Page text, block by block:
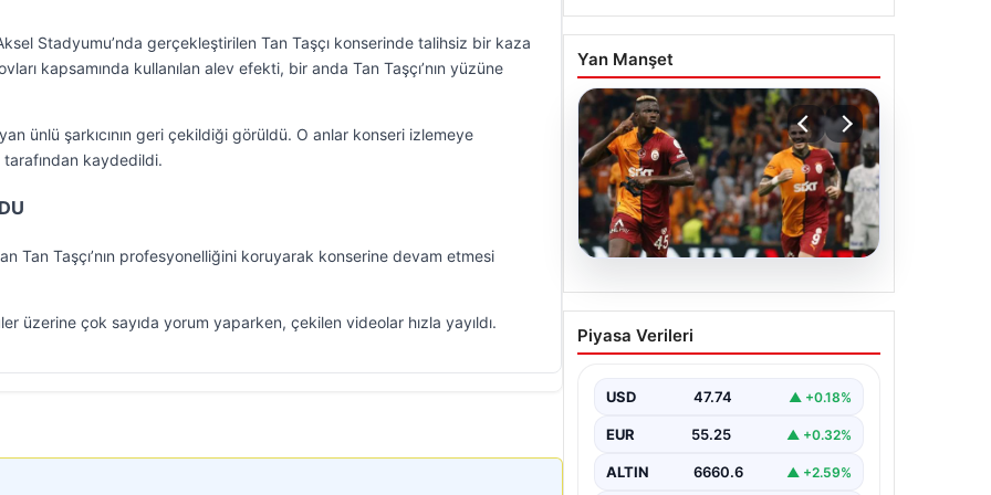
Stadyumu’nda gerçekleştirilen Tan Taşçı konserinde talihsiz bir kaza
kapsamında kullanılan alev efekti, bir anda Tan Taşçı’nın yüzüne
ünlü şarkıcının geri çekildiği görüldü. O anlar konseri izlemeye
kaydedildi.
Tan Taşçı’nın profesyonelliğini koruyarak konserine devam etmesi
üzerine çok sayıda yorum yaparken, çekilen videolar hızla yayıldı.
Yan Manşet
06.08.2026
Osimhen’den Icardi
tepkisi! Yönetimin o
Piyasa Verileri
USD 47.74 ▲ +0.18%
EUR 55.25 ▲ +0.32%
ALTIN 6660.6 ▲ +2.59%